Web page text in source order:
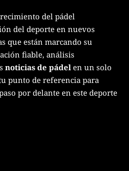
del pádel
del deporte en nuevos
que están marcando su
fiable, análisis
noticias de pádel en un solo
punto de referencia para
por delante en este deporte